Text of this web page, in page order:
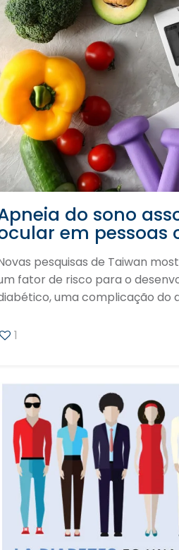
do sono
em pessoas
pesquisas de Taiwan
fator de risco para o
uma complicação do
1